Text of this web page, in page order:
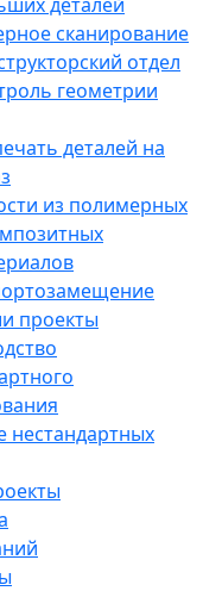
сканирование
отдел
геометрии
деталей на
из полимерных
проекты
нестандартных